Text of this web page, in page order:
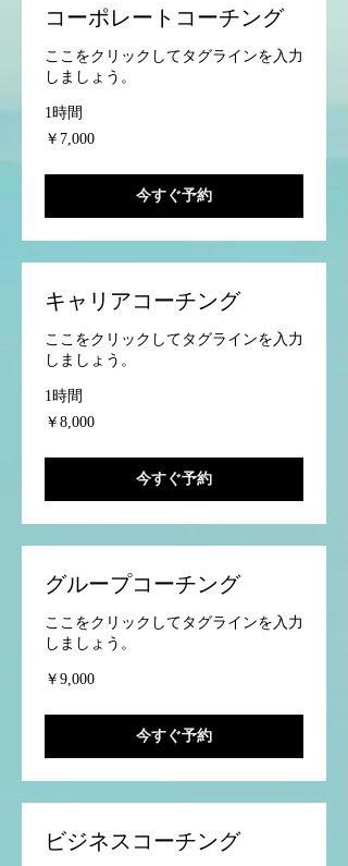
コーポレートコーチング
ここをクリックしてタグラインを入力
しましょう。
1時間
7,000
円
￥7,000
今すぐ予約
キャリアコーチング
ここをクリックしてタグラインを入力
しましょう。
1時間
8,000
円
￥8,000
今すぐ予約
グループコーチング
ここをクリックしてタグラインを入力
しましょう。
9,000
円
￥9,000
今すぐ予約
ビジネスコーチング